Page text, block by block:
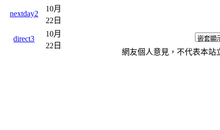
nextday2
10月
22日
direct3
10月
22日
網友個人意見，不代表本站